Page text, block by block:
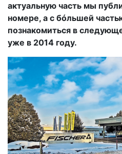
актуальную часть мы
номере, а с бóльшей
познакомиться в
уже в 2014 году.